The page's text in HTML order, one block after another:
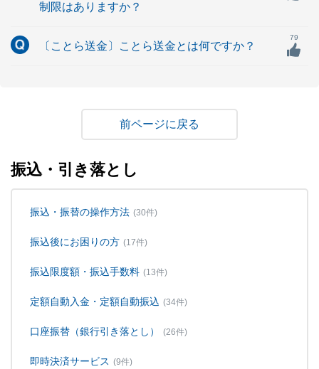
制限はありますか？
〔ことら送金〕ことら送金とは何ですか？
79
戻る
振込・引き落とし
振込・振替の操作方法 (30件)
振込後にお困りの方 (17件)
振込限度額・振込手数料 (13件)
定額自動入金・定額自動振込 (34件)
口座振替（銀行引き落とし） (26件)
即時決済サービス (9件)